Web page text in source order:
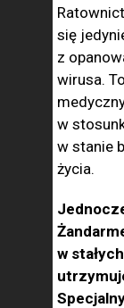
się
z
wirusa.
w
w stanie
życia.
w